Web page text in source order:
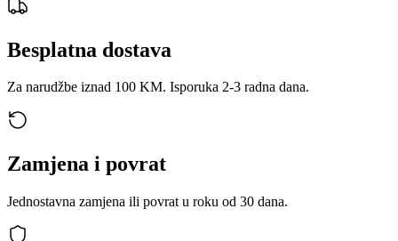
Besplatna dostava
Za narudžbe iznad 100 KM. Isporuka 2-3 radna dana.
Zamjena i povrat
Jednostavna zamjena ili povrat u roku od 30 dana.